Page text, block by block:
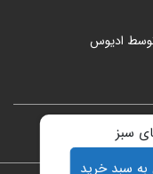
ادیوس
به سبد خرید